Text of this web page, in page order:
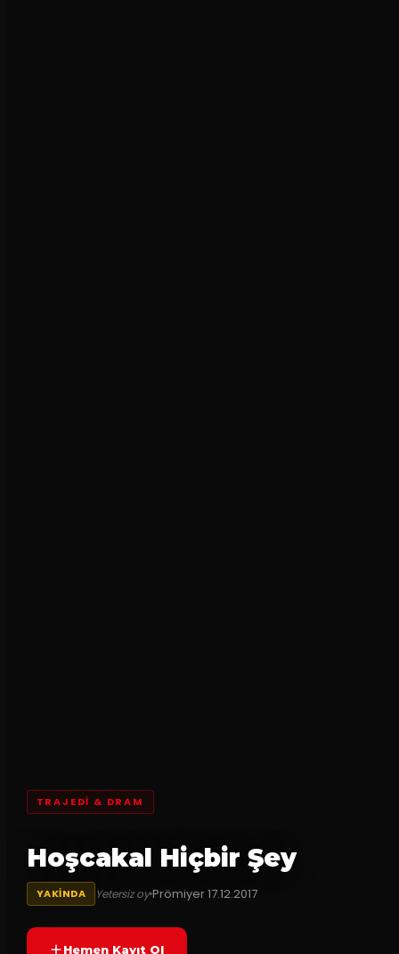
TRAJEDI & DRAM
Hoşcakal Hiçbir Şey
YAKINDA Yetersiz oyPrömiyer17.12.2017
Hemen Kayıt Ol